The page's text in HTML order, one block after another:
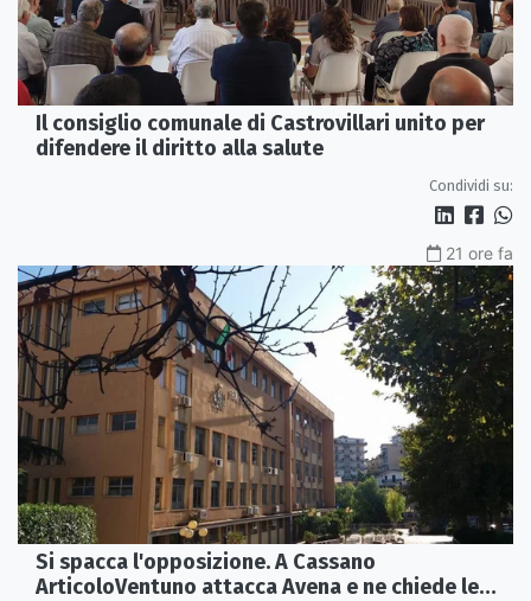
Il consiglio comunale di Castrovillari unito per
difendere il diritto alla salute
Condividi su:
21 ore fa
Si spacca l'opposizione. A Cassano
ArticoloVentuno attacca Avena e ne chiede le